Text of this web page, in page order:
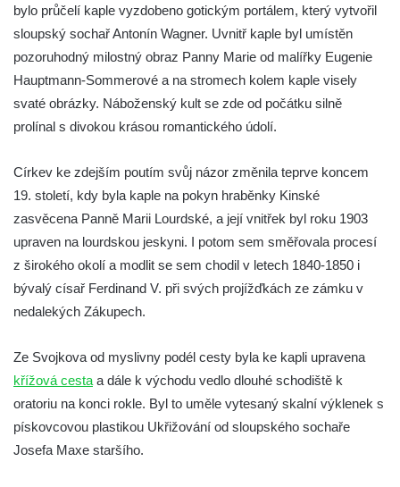
Kostel svatých Petra a Pavla v Semilech
Kostel Nanebevzetí Panny Marie (St. Mariä
Himmelfahrt) v Schirgiswalde
Kostel svaté Máří Magdaleny u hradu
Kaple Olivetské hory pod věží kostela
svatého Michaela Archanděla v Bochově
Kostel Zvěstování Panny Marie v Duchcově
Výklenková kaple v Teplické ulici u stadionu
v Duchcově
Kostel svatých Petra a Pavla v Jeníkově
Kaple Panny Marie v Lahošti
Kaple svatého Jana Nepomuckého v
bylo průčelí kaple vyzdobeno gotickým portálem, který vytvořil
sloupský sochař Antonín Wagner. Uvnitř kaple byl umístěn
pozoruhodný milostný obraz Panny Marie od malířky Eugenie
Hauptmann-Sommerové a na stromech kolem kaple visely
svaté obrázky. Náboženský kult se zde od počátku silně
prolínal s divokou krásou romantického údolí.
Církev ke zdejším poutím svůj názor změnila teprve koncem
19. století, kdy byla kaple na pokyn hraběnky Kinské
zasvěcena Panně Marii Lourdské, a její vnitřek byl roku 1903
upraven na lourdskou jeskyni. I potom sem směřovala procesí
z širokého okolí a modlit se sem chodil v letech 1840-1850 i
bývalý císař Ferdinand V. při svých projížďkách ze zámku v
nedalekých Zákupech.
Ze Svojkova od myslivny podél cesty byla ke kapli upravena
křížová cestaa dále k východu vedlo dlouhé schodiště k
oratoriu na konci rokle. Byl to uměle vytesaný skalní výklenek s
pískovcovou plastikou Ukřižování od sloupského sochaře
Josefa Maxe staršího.